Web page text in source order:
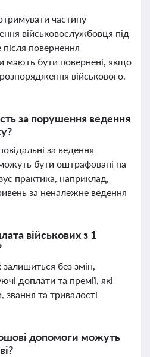
частину
військовослужбовця під
повернення
мають бути повернені, якщо
військового.
за порушення ведення
за ведення
бути оштрафовані на
практика, наприклад,
за неналежне ведення
військових з 1
залишиться без змін,
доплати та премії, які
звання та тривалості
допомоги можуть